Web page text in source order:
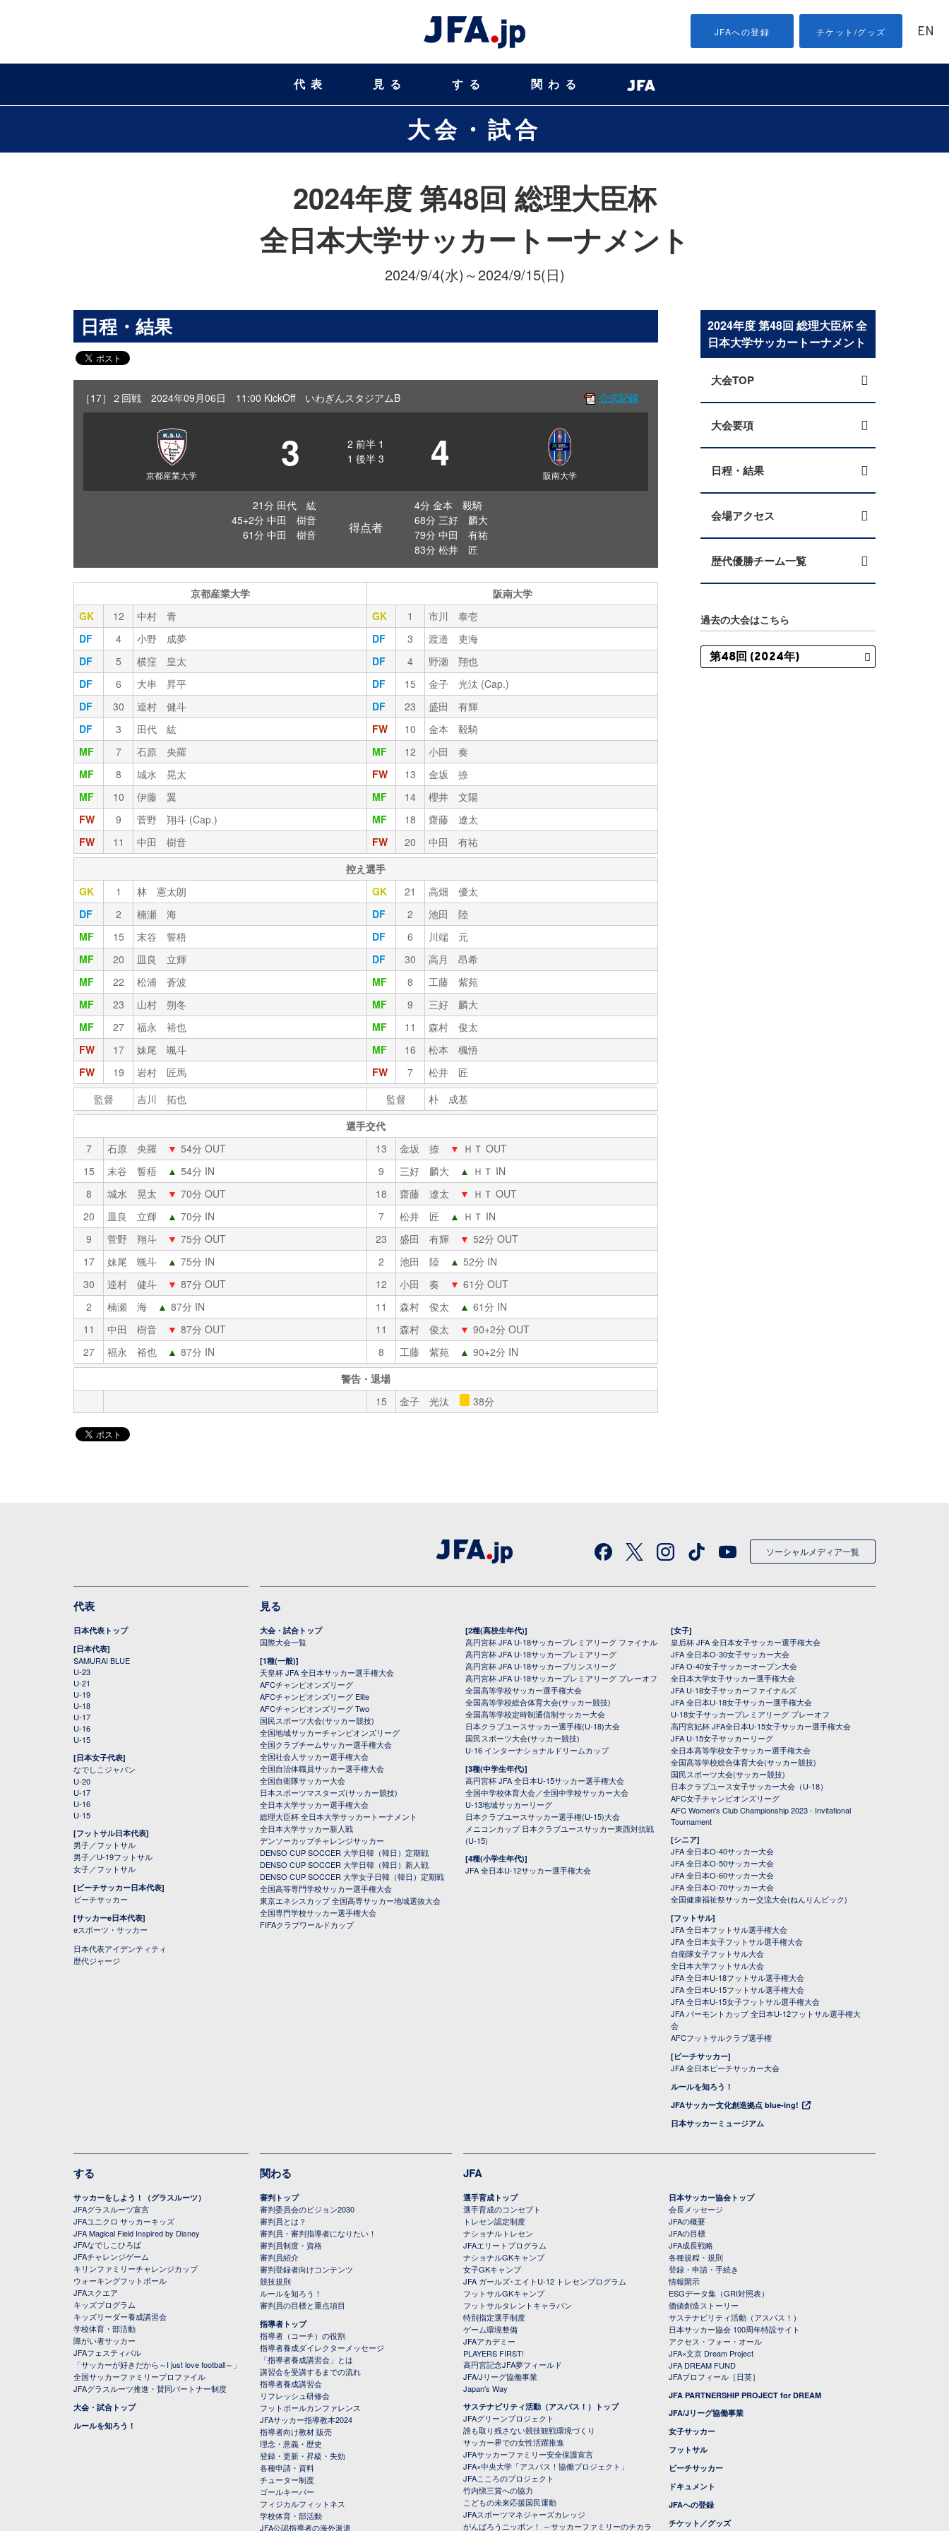
JFAへの登録 チケット/グッズ EN
代表 見る する 関わる
大会・試合
2024年度 第48回 総理大臣杯
全日本大学サッカートーナメント
2024/9/4(水)～2024/9/15(日)
日程・結果
［17］２回戦 2024年09月06日 11:00 KickOff いわぎんスタジアムB 公式記録
京都産業大学 3 2 前半 1
1 後半 3 4 阪南大学
21分 田代 紘
45+2分 中田 樹音
61分 中田 樹音
得点者
4分 金本 毅騎
68分 三好 麟大
79分 中田 有祐
83分 松井 匠
京都産業大学
阪南大学
GK
12 中村 青 GK 1
市川 泰壱
DF
4 小野 成夢 DF 3
渡邉 吏海
DF
5 横窪 皇太 DF 4
野瀬 翔也
DF
6 大串 昇平 DF 15
金子 光汰 (Cap.)
DF
30 逵村 健斗 DF 23
盛田 有輝
DF
3 田代 紘 FW 10
金本 毅騎
MF
7 石原 央羅 MF 12
小田 奏
MF
8 城水 晃太 FW 13
金坂 捺
MF
10 伊藤 翼 MF 14
櫻井 文陽
FW
9 菅野 翔斗 (Cap.) MF 18
齋藤 遼太
FW
11 中田 樹音 FW 20
中田 有祐
控え選手
GK
1 林 憲太朗 GK 21
高畑 優太
DF
2 楠瀬 海 DF 2
池田 陸
MF
15 末谷 誓梧 DF 6
川端 元
MF
20 皿良 立輝 DF 30
高月 昂希
MF
22 松浦 蒼波 MF 8
工藤 紫苑
MF
23 山村 朔冬 MF 9
三好 麟大
MF
27 福永 裕也 MF 11
森村 俊太
FW
17 妹尾 颯斗 MF 16
松本 楓悟
FW
19 岩村 匠馬 FW 7
松井 匠
監督
吉川 拓也 監督
朴 成基
選手交代
7
石原 央羅 ▼ 54分 OUT 13 金坂 捺 ▼ ＨＴ OUT
15
末谷 誓梧 ▲ 54分 IN 9 三好 麟大 ▲ ＨＴ IN
8
城水 晃太 ▼ 70分 OUT 18 齋藤 遼太 ▼ ＨＴ OUT
20
皿良 立輝 ▲ 70分 IN 7 松井 匠 ▲ ＨＴ IN
9
菅野 翔斗 ▼ 75分 OUT 23 盛田 有輝 ▼ 52分 OUT
17
妹尾 颯斗 ▲ 75分 IN 2 池田 陸 ▲ 52分 IN
30
逵村 健斗 ▼ 87分 OUT 12 小田 奏 ▼ 61分 OUT
2
楠瀬 海 ▲ 87分 IN 11 森村 俊太 ▲ 61分 IN
11
中田 樹音 ▼ 87分 OUT 11 森村 俊太 ▼ 90+2分 OUT
27
福永 裕也 ▲ 87分 IN 8 工藤 紫苑 ▲ 90+2分 IN
警告・退場
15
金子 光汰 38分
2024年度 第48回 総理⼤⾂杯 全
⽇本⼤学サッカートーナメント
大会TOP
大会要項
日程・結果
会場アクセス
歴代優勝チーム一覧
過去の大会はこちら
ソーシャルメディア一覧
代表
日本代表トップ
[日本代表]
SAMURAI BLUE
U-23
U-21
U-19
U-18
U-17
U-16
U-15
[日本女子代表]
なでしこジャパン
U-20
U-17
U-16
U-15
[フットサル日本代表]
男子／フットサル
男子／U-19フットサル
女子／フットサル
[ビーチサッカー日本代表]
ビーチサッカー
[サッカーe日本代表]
eスポーツ・サッカー
日本代表アイデンティティ
歴代ジャージ
見る
大会・試合トップ
国際大会一覧
[1種(一般)]
天皇杯 JFA 全日本サッカー選手権大会
AFCチャンピオンズリーグ
AFCチャンピオンズリーグ Elite
AFCチャンピオンズリーグ Two
国民スポーツ大会(サッカー競技)
全国地域サッカーチャンピオンズリーグ
全国クラブチームサッカー選手権大会
全国社会人サッカー選手権大会
全国自治体職員サッカー選手権大会
全国自衛隊サッカー大会
日本スポーツマスターズ(サッカー競技)
全日本大学サッカー選手権大会
総理大臣杯 全日本大学サッカートーナメント
全日本大学サッカー新人戦
デンソーカップチャレンジサッカー
DENSO CUP SOCCER 大学日韓（韓日）定期戦
DENSO CUP SOCCER 大学日韓（韓日）新人戦
DENSO CUP SOCCER 大学女子日韓（韓日）定期戦
全国高等専門学校サッカー選手権大会
東京エネシスカップ 全国高専サッカー地域選抜大会
全国専門学校サッカー選手権大会
FIFAクラブワールドカップ
[2種(高校生年代)]
高円宮杯 JFA U-18サッカープレミアリーグ ファイナル
高円宮杯 JFA U-18サッカープレミアリーグ
高円宮杯 JFA U-18サッカープリンスリーグ
高円宮杯 JFA U-18サッカープレミアリーグ プレーオフ
全国高等学校サッカー選手権大会
全国高等学校総合体育大会(サッカー競技)
全国高等学校定時制通信制サッカー大会
日本クラブユースサッカー選手権(U-18)大会
国民スポーツ大会(サッカー競技)
U-16 インターナショナルドリームカップ
[3種(中学生年代)]
高円宮杯 JFA 全日本U-15サッカー選手権大会
全国中学校体育大会／全国中学校サッカー大会
U-13地域サッカーリーグ
日本クラブユースサッカー選手権(U-15)大会
メニコンカップ 日本クラブユースサッカー東西対抗戦
(U-15)
[4種(小学生年代)]
JFA 全日本U-12サッカー選手権大会
[女子]
皇后杯 JFA 全日本女子サッカー選手権大会
JFA 全日本O-30女子サッカー大会
JFA O-40女子サッカーオープン大会
全日本大学女子サッカー選手権大会
JFA U-18女子サッカーファイナルズ
JFA 全日本U-18女子サッカー選手権大会
U-18女子サッカープレミアリーグ プレーオフ
高円宮妃杯 JFA全日本U-15女子サッカー選手権大会
JFA U-15女子サッカーリーグ
全日本高等学校女子サッカー選手権大会
全国高等学校総合体育大会(サッカー競技)
国民スポーツ大会(サッカー競技)
日本クラブユース女子サッカー大会（U-18）
AFC女子チャンピオンズリーグ
AFC Women's Club Championship 2023 - Invitational
Tournament
[シニア]
JFA 全日本O-40サッカー大会
JFA 全日本O-50サッカー大会
JFA 全日本O-60サッカー大会
JFA 全日本O-70サッカー大会
全国健康福祉祭サッカー交流大会(ねんりんピック)
[フットサル]
JFA 全日本フットサル選手権大会
JFA 全日本女子フットサル選手権大会
自衛隊女子フットサル大会
全日本大学フットサル大会
JFA 全日本U-18フットサル選手権大会
JFA 全日本U-15フットサル選手権大会
JFA 全日本U-15女子フットサル選手権大会
JFA バーモントカップ 全日本U-12フットサル選手権大
会
AFCフットサルクラブ選手権
[ビーチサッカー]
JFA 全日本ビーチサッカー大会
ルールを知ろう！
JFAサッカー文化創造拠点 blue-ing!
日本サッカーミュージアム
する
サッカーをしよう！（グラスルーツ）
JFAグラスルーツ宣言
JFAユニクロ サッカーキッズ
JFA Magical Field Inspired by Disney
JFAなでしこひろば
JFAチャレンジゲーム
キリンファミリーチャレンジカップ
ウォーキングフットボール
JFAスクエア
キッズプログラム
キッズリーダー養成講習会
学校体育・部活動
障がい者サッカー
JFAフェスティバル
「サッカーが好きだから～I just love football～」
全国サッカーファミリープロファイル
JFAグラスルーツ推進・賛同パートナー制度
大会・試合トップ
ルールを知ろう！
関わる
審判トップ
審判委員会のビジョン2030
審判員とは？
審判員・審判指導者になりたい！
審判員制度・資格
審判員紹介
審判登録者向けコンテンツ
競技規則
ルールを知ろう！
審判員の目標と重点項目
指導者トップ
指導者（コーチ）の役割
指導者養成ダイレクターメッセージ
「指導者養成講習会」とは
講習会を受講するまでの流れ
指導者養成講習会
リフレッシュ研修会
フットボールカンファレンス
JFAサッカー指導教本2024
指導者向け教材 販売
理念・意義・歴史
登録・更新・昇級・失効
各種申請・資料
チューター制度
ゴールキーパー
フィジカルフィットネス
学校体育・部活動
JFA公認指導者の海外派遣
JFA
選手育成トップ
選手育成のコンセプト
トレセン認定制度
ナショナルトレセン
JFAエリートプログラム
ナショナルGKキャンプ
女子GKキャンプ
JFA ガールズ･エイトU-12 トレセンプログラム
フットサルGKキャンプ
フットサルタレントキャラバン
特別指定選手制度
ゲーム環境整備
JFAアカデミー
PLAYERS FIRST!
高円宮記念JFA夢フィールド
JFA/Jリーグ協働事業
Japan's Way
サステナビリティ活動（アスパス！）トップ
JFAグリーンプロジェクト
誰も取り残さない競技観戦環境づくり
サッカー界での女性活躍推進
JFAサッカーファミリー安全保護宣言
JFA×中央大学「アスパス！協働プロジェクト」
JFAこころのプロジェクト
竹内悌三賞への協力
こどもの未来応援国民運動
JFAスポーツマネジャーズカレッジ
がんばろうニッポン！ ～サッカーファミリーのチカラ
日本サッカー協会トップ
会長メッセージ
JFAの概要
JFAの目標
JFA成長戦略
各種規程・規則
登録・申請・手続き
情報開示
ESGデータ集（GRI対照表）
価値創造ストーリー
サステナビリティ活動（アスパス！）
日本サッカー協会 100周年特設サイト
アクセス・フォー・オール
JFA×文京 Dream Project
JFA DREAM FUND
JFAプロフィール［日英］
JFA PARTNERSHIP PROJECT for DREAM
JFA/Jリーグ協働事業
女子サッカー
フットサル
ビーチサッカー
ドキュメント
JFAへの登録
チケット／グッズ